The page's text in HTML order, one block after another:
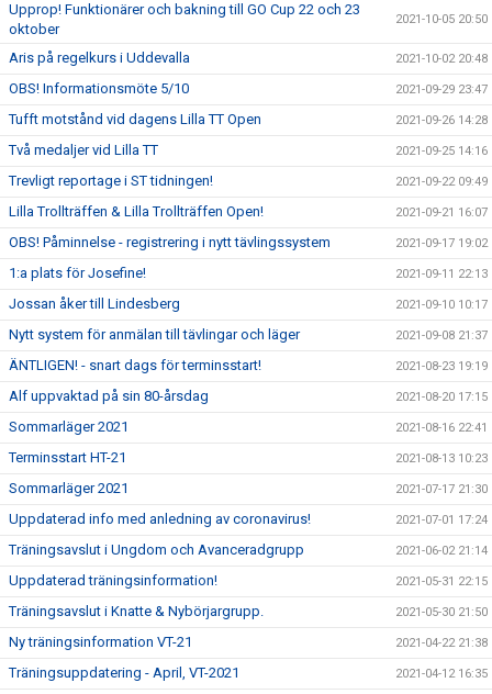
Upprop! Funktionärer och bakning till GO Cup 22 och 23
oktober
2021-10-05 20:50
Aris på regelkurs i Uddevalla 2021-10-02 20:48
OBS! Informationsmöte 5/10 2021-09-29 23:47
Tufft motstånd vid dagens Lilla TT Open 2021-09-26 14:28
Två medaljer vid Lilla TT 2021-09-25 14:16
Trevligt reportage i ST tidningen! 2021-09-22 09:49
Lilla Trollträffen & Lilla Trollträffen Open! 2021-09-21 16:07
OBS! Påminnelse - registrering i nytt tävlingssystem 2021-09-17 19:02
1:a plats för Josefine! 2021-09-11 22:13
Jossan åker till Lindesberg 2021-09-10 10:17
Nytt system för anmälan till tävlingar och läger 2021-09-08 21:37
ÄNTLIGEN! - snart dags för terminsstart! 2021-08-23 19:19
Alf uppvaktad på sin 80-årsdag 2021-08-20 17:15
Sommarläger 2021 2021-08-16 22:41
Terminsstart HT-21 2021-08-13 10:23
Sommarläger 2021 2021-07-17 21:30
Uppdaterad info med anledning av coronavirus! 2021-07-01 17:24
Träningsavslut i Ungdom och Avanceradgrupp 2021-06-02 21:14
Uppdaterad träningsinformation! 2021-05-31 22:15
Träningsavslut i Knatte & Nybörjargrupp. 2021-05-30 21:50
Ny träningsinformation VT-21 2021-04-22 21:38
Träningsuppdatering - April, VT-2021 2021-04-12 16:35